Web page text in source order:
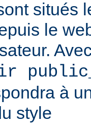
situés
le
à
style